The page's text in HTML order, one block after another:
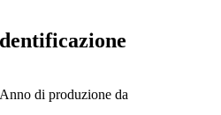
Anno di produzione da